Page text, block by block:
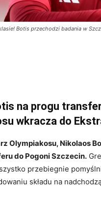
Botis przechodzi badania w
na progu
wkracza do
Olympiakosu, Nikolaos
do Pogoni Szczecin.
przebiegnie
składu na